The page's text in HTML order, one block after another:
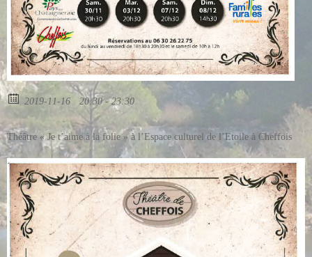
2019-11-16 20:30 - 23:30
Théâtre « Je t’aime à la folie » à l’Espace culturel de l’Etoile à Cheffois